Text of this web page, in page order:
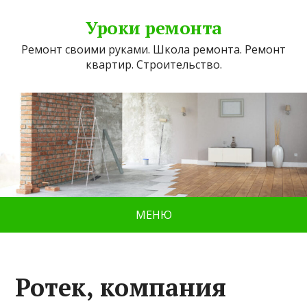
Уроки ремонта
Ремонт своими руками. Школа ремонта. Ремонт
квартир. Строительство.
МЕНЮ
Ротек, компания